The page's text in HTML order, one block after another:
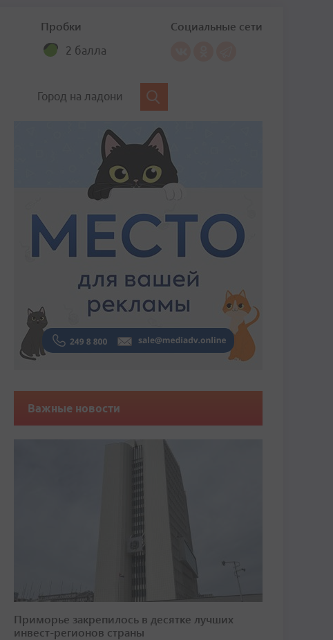
Пробки
2 балла
Социальные сети
Город на ладони
Важные новости
Приморье закрепилось в десятке лучших
инвест-регионов страны